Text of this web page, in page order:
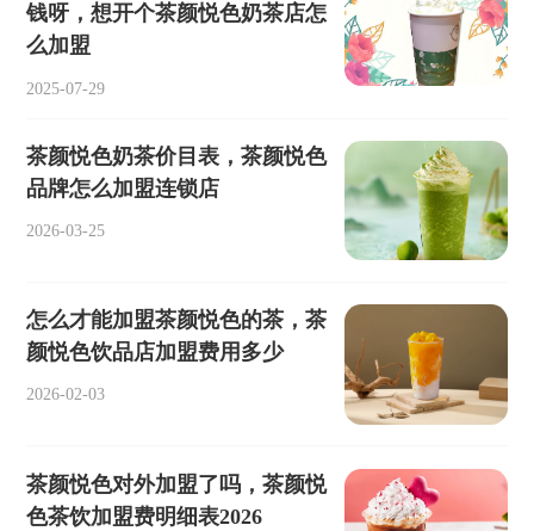
钱呀，想开个茶颜悦色奶茶店怎
么加盟
2025-07-29
茶颜悦色奶茶价目表，茶颜悦色
品牌怎么加盟连锁店
2026-03-25
怎么才能加盟茶颜悦色的茶，茶
颜悦色饮品店加盟费用多少
2026-02-03
茶颜悦色对外加盟了吗，茶颜悦
色茶饮加盟费明细表2026